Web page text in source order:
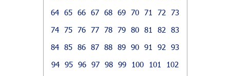
64 65 66 67 68 69 70 71 72
73
74 75 76 77 78 79 80 81 82
83
84 85 86 87 88 89 90 91 92
93
94 95 96 97 98 99 100 101
102